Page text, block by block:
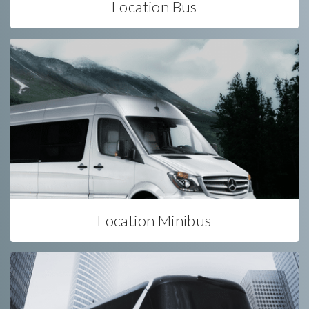
Location Bus
Location Minibus